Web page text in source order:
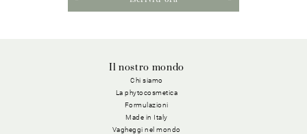
Il nostro mondo
Chi siamo
La phytocosmetica
Formulazioni
Made in Italy
Vagheggi nel mondo